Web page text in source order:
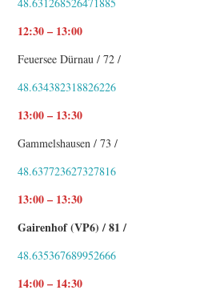
12:30 – 13:00
Feuersee Dürnau / 72 /
48.634382318826226
13:00 – 13:30
Gammelshausen / 73 /
48.637723627327816
13:00 – 13:30
Gairenhof (VP6) / 81 /
48.635367689952666
14:00 – 14:30